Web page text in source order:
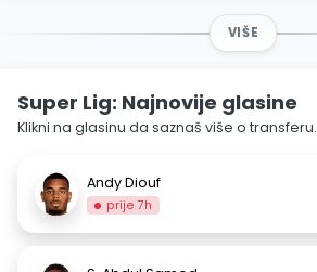
VIŠE
Super Lig: Najnovije glasine
Klikni na glasinu da saznaš više o transferu.
Andy Diouf
prije 7h